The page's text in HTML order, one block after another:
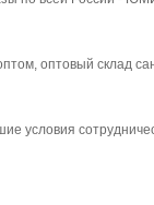
оптовый склад
условия